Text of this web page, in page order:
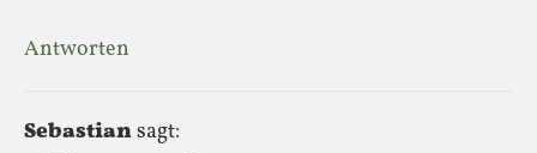
Antworten
Sebastiansagt: